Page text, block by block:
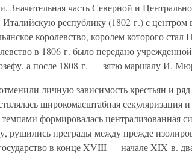
Значительная часть Северной и
Италийскую республику (1802 г.) с
королевство, королем которого стал
в 1806 г. было передано
а после 1808 г. — зятю маршалу И.
личную зависимость крестьян и
широкомасштабная секуляризация
формировалась централизованная
рушились преграды между прежде
в конце XVIII — начале XIX в.